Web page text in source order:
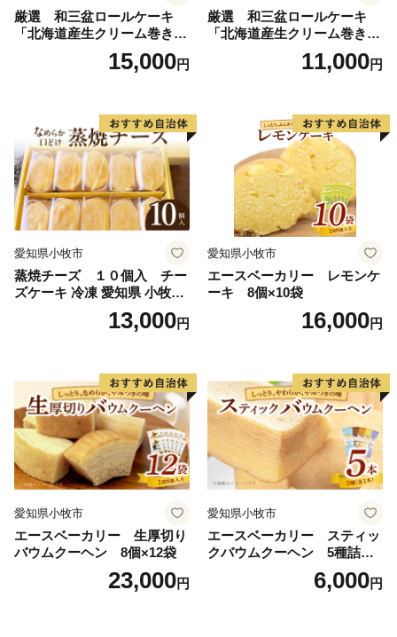
厳選 和三盆ロールケーキ
「北海道産生クリーム巻き」
または「北海道産粒あん巻
き」（サイズ：レギュラー）
凍 愛知県 小牧市 アンプチベ
アやぐま
15,000円
厳選 和三盆ロールケーキ
「北海道産生クリーム巻き」
または「北海道産粒あん巻
き」（サイズ：ハーフ） 和
知県 小牧市 アンプチベアや
11,000円
愛知県小牧市
蒸焼チーズ １０個入 チー
ズケーキ 冷凍 愛知県 小牧市
アンプチベアやぐま13,000円
愛知県小牧市
エースベーカリー レモンケ
ーキ 8個×10袋
16,000円
愛知県小牧市
エースベーカリー 生厚切り
バウムクーヘン 8個×12袋
23,000円
愛知県小牧市
エースベーカリー スティッ
クバウムクーヘン 5種詰合
せ バウムクーヘン バーム
クーヘン おやつ おかし スイ
6,000円